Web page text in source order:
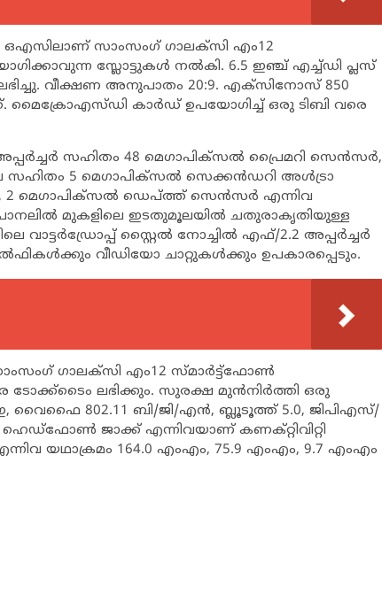
സാംസംഗ് ഗാലക്‌സി എം12
സ്ലോട്ടുകള്‍ നല്‍കി. 6.5 ഇഞ്ച് എച്ച്ഡി പ്ലസ്
ലഭിച്ചു. വീക്ഷണ അനുപാതം 20:9. എക്‌സിനോസ് 850
കാര്‍ഡ് ഉപയോഗിച്ച് ഒരു ടിബി വരെ
സഹിതം 48 മെഗാപിക്‌സല്‍ പ്രൈമറി സെന്‍സര്‍,
സഹിതം 5 മെഗാപിക്‌സല്‍ സെക്കന്‍ഡറി അള്‍ട്രാ
മെഗാപിക്‌സല്‍ ഡെപ്ത്ത് സെന്‍സര്‍ എന്നിവ
പാനലില്‍ മുകളിലെ ഇടതുമൂലയില്‍ ചതുരാകൃതിയുള്ള
വാട്ടര്‍ഡ്രോപ്പ് സ്റ്റൈല്‍ നോച്ചില്‍ എഫ്/2.2 അപ്പര്‍ച്ചര്‍
വീഡിയോ ചാറ്റുകള്‍ക്കും ഉപകാരപ്പെടും.
ഗാലക്‌സി എം12 സ്മാര്‍ട്ട്‌ഫോണ്‍
ടോക്ക്‌ടൈം ലഭിക്കും. സുരക്ഷ മുന്‍നിര്‍ത്തി ഒരു
വൈഫൈ 802.11 ബി/ജി/എന്‍, ബ്ലൂടൂത്ത് 5.0, ജിപിഎസ്/
ജാക്ക് എന്നിവയാണ് കണക്റ്റിവിറ്റി
യഥാക്രമം 164.0 എംഎം, 75.9 എംഎം, 9.7 എംഎം